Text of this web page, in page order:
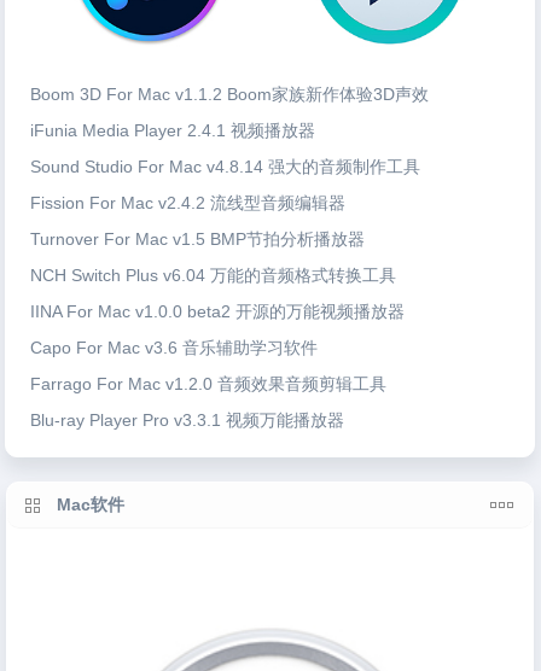
Boom 3D For Mac v1.1.2 Boom家族新作体验3D声效
iFunia Media Player 2.4.1 视频播放器
Sound Studio For Mac v4.8.14 强大的音频制作工具
Fission For Mac v2.4.2 流线型音频编辑器
Turnover For Mac v1.5 BMP节拍分析播放器
NCH Switch Plus v6.04 万能的音频格式转换工具
IINA For Mac v1.0.0 beta2 开源的万能视频播放器
Capo For Mac v3.6 音乐辅助学习软件
Farrago For Mac v1.2.0 音频效果音频剪辑工具
Blu-ray Player Pro v3.3.1 视频万能播放器
Mac软件